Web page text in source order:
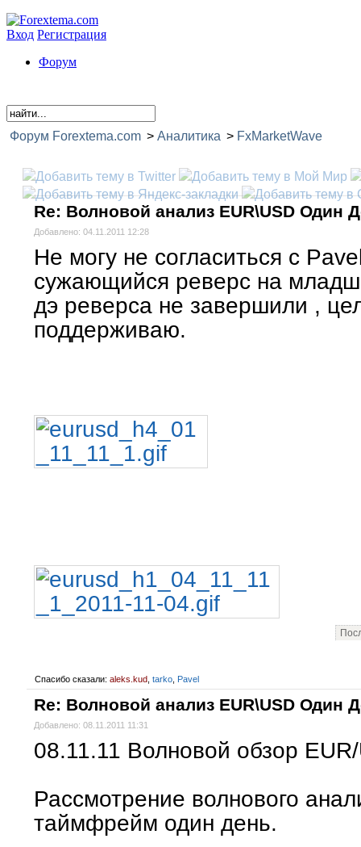
Вход Регистрация
Форум
Форум Forextema.com > Аналитика > FxMarketWave
Волновой анализ EUR\USD Один День
Re: Волновой анализ EUR\USD Один
Добавлено: 04.11.2011 12:28
Не могу не согласиться с
сужающийся реверс на
дэ реверса не завершили ,
поддерживаю.
Спасибо сказали: aleks.kud tarko Pavel
Re: Волновой анализ EUR\USD Один
Добавлено: 08.11.2011 11:31
08.11.11 Волновой обзор
Рассмотрение волнового
таймфрейм один день.